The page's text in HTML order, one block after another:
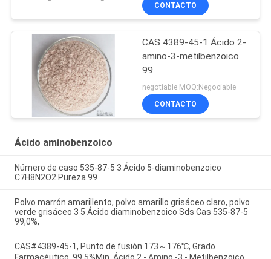
CONTACTO
CAS 4389-45-1 Ácido 2-
amino-3-metilbenzoico
99
negotiable MOQ:Negociable
CONTACTO
Ácido aminobenzoico
Número de caso 535-87-5 3 Ácido 5-diaminobenzoico
C7H8N2O2 Pureza 99
Polvo marrón amarillento, polvo amarillo grisáceo claro, polvo
verde grisáceo 3 5 Ácido diaminobenzoico Sds Cas 535-87-5
99,0%,
CAS#4389-45-1, Punto de fusión 173～176℃, Grado